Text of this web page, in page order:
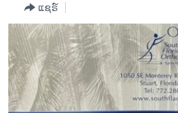
ໂລກ
ເອເຊຍ
ອິດສະຫຼະພາບດ້ານການຂ່າວ
ຊີວິດຊາວລາວ
ແຊຣ໌